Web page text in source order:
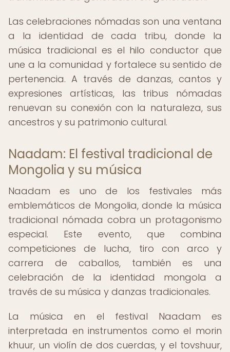
Las celebraciones nómadas son una ventana
a la identidad de cada tribu, donde la
música tradicional es el hilo conductor que
une a la comunidad y fortalece su sentido de
pertenencia. A través de danzas, cantos y
expresiones artísticas, las tribus nómadas
renuevan su conexión con la naturaleza, sus
ancestros y su patrimonio cultural.
Naadam: El festival tradicional de
Mongolia y su música
Naadam es uno de los festivales más
emblemáticos de Mongolia, donde la música
tradicional nómada cobra un protagonismo
especial. Este evento, que combina
competiciones de lucha, tiro con arco y
carrera de caballos, también es una
celebración de la identidad mongola a
través de su música y danzas tradicionales.
La música en el festival Naadam es
interpretada en instrumentos como el morin
khuur, un violín de dos cuerdas, y el tovshuur,